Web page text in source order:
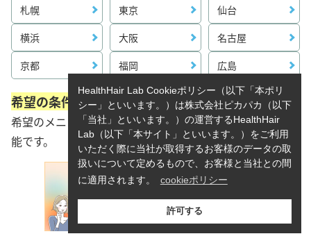
札幌 東京
仙台
横浜
大阪
名古屋
京都
福岡 広島
希望の条件を指定して検索
希望のメニューや、主要エリア以外のクリニック検索も可
能です。
HealthHair Lab Cookieポリシー（以下「本ポリ
シー」といいます。）は株式会社ピカパカ（以下
「当社」といいます。）の運営するHealthHair
Lab（以下「本サイト」といいます。）をご利用
いただく際に当社が取得するお客様のデータの取
扱いについて定めるもので、お客様と当社との間
に適用されます。
cookieポリシー
許可する